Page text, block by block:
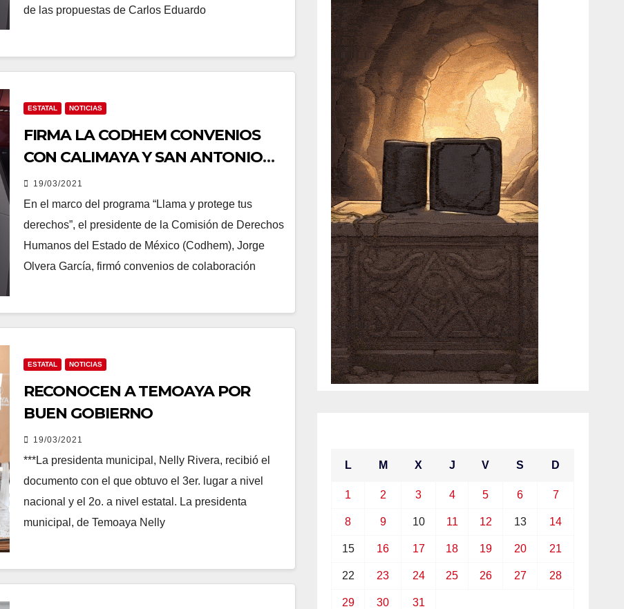
de las propuestas de Carlos Eduardo
ESTATAL NOTICIAS
FIRMA LA CODHEM CONVENIOS
CON CALIMAYA Y SAN ANTONIO
LA ISLA
19/03/2021
En el marco del programa “Llama y protege tus
derechos”, el presidente de la Comisión de Derechos
Humanos del Estado de México (Codhem), Jorge
Olvera García, firmó convenios de colaboración
ESTATAL NOTICIAS
RECONOCEN A TEMOAYA POR
BUEN GOBIERNO
19/03/2021
***La presidenta municipal, Nelly Rivera, recibió el
documento con el que obtuvo el 3er. lugar a nivel
nacional y el 2o. a nivel estatal. La presidenta
municipal, de Temoaya Nelly
L M X J V S D
1 2 3 4 5 6 7
8 9 10 11 12 13 14
15 16 17 18 19 20 21
22 23 24 25 26 27 28
29 30 31